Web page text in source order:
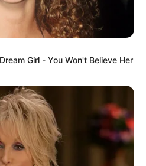
na flor e cole o
laranjas em torno do
Girl - You Won't Believe Her